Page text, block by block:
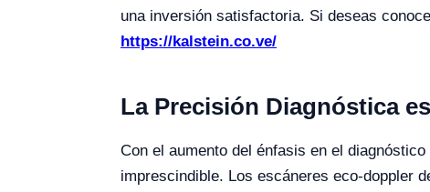
una inversión satisfactoria. Si deseas
https://kalstein.co.ve/
La Precisión Diagnóstica
Con el aumento del énfasis en el
imprescindible. Los escáneres eco-doppler